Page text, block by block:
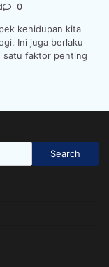
0
kehidupan kita
Ini juga berlaku
satu faktor penting
Search